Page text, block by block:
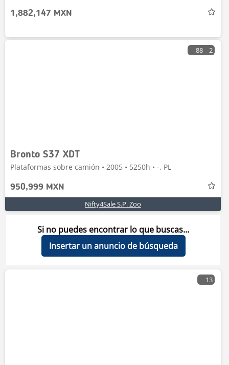
1,882,147 MXN
88 2
Bronto S37 XDT
Plataformas sobre camión • 2005 • 5250h • -, PL
950,999 MXN
Nifty4Sale S.P. Zoo
Si no puedes encontrar lo que buscas...
Insertar un anuncio de búsqueda
13